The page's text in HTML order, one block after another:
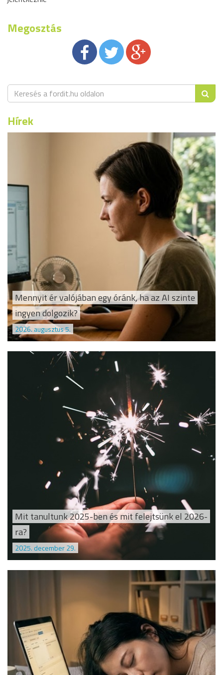
Megosztás
Hírek
Mennyit ér valójában egy óránk, ha az AI szinte
ingyen dolgozik?
2026. augusztus 5.
Mit tanultunk 2025-ben és mit felejtsünk el 2026-
ra?
2025. december 29.